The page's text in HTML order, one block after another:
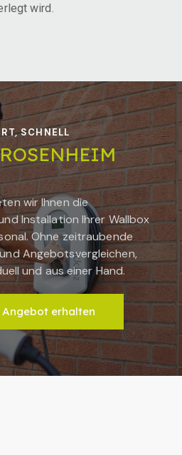
wird.
SCHNELL
ROSENHEIM
wir Ihnen die
Installation Ihrer Wallbox
Ohne zeitraubende
Angebotsvergleichen,
und aus einer Hand.
erhalten